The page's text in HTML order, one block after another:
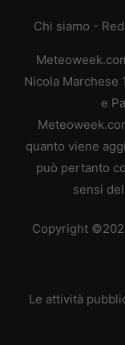
Chi siamo -
Nicola Marchese
e
quanto viene
può pertanto
sensi
Copyright
Le attività